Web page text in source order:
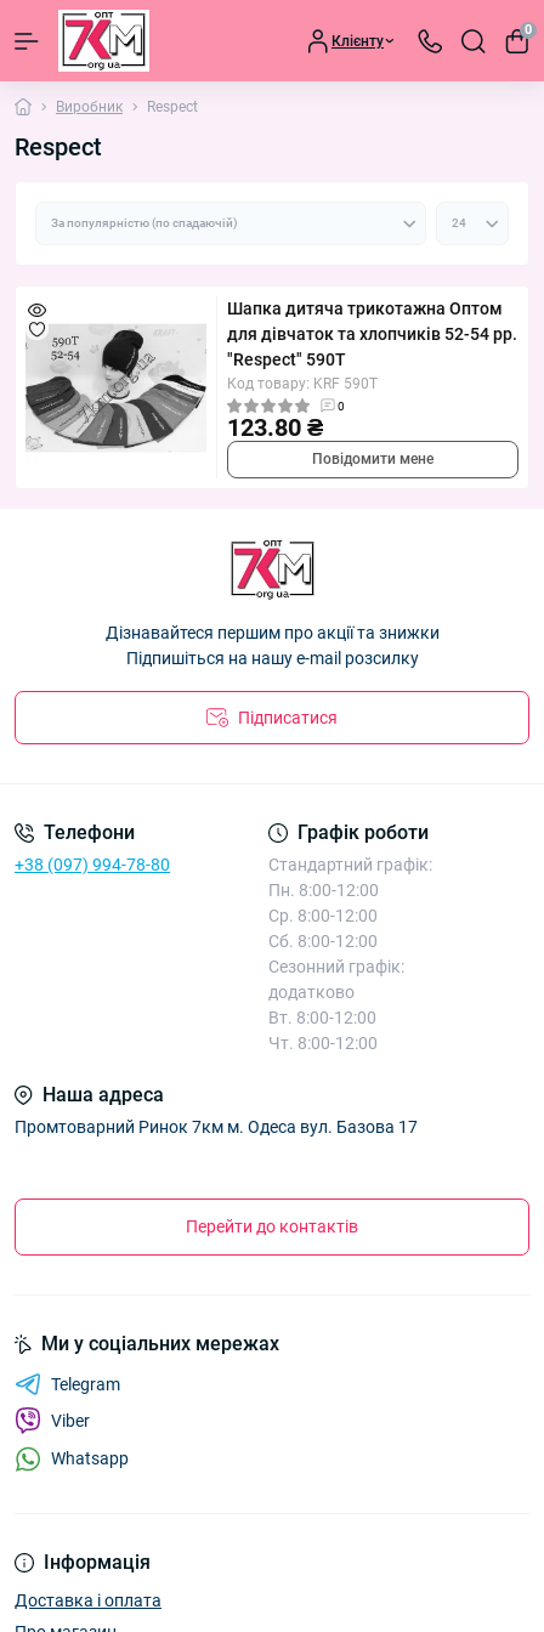
Клієнту
0
Виробник Respect
Respect
Шапка дитяча трикотажна Оптом
для дівчаток та хлопчиків 52-54 рр.
"Respect" 590T
Код товару: KRF 590T
0
123.80 ₴
Повідомити мене
Дізнавайтеся першим про акції та знижки
Підпишіться на нашу e-mail розсилку
Підписатися
Телефони
+38 (097) 994-78-80
Графік роботи
Стандартний графік:
Пн. 8:00-12:00
Ср. 8:00-12:00
Сб. 8:00-12:00
Сезонний графік:
додатково
Вт. 8:00-12:00
Чт. 8:00-12:00
Наша адреса
Промтоварний Ринок 7км м. Одеса вул. Базова 17
Перейти до контактів
Інформація
Доставка і оплата
Ми у соціальних мережах
Telegram
Viber
Whatsapp